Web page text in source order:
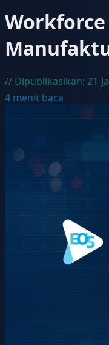
Workforce
// Dipublikasikan: 21-
4 menit baca